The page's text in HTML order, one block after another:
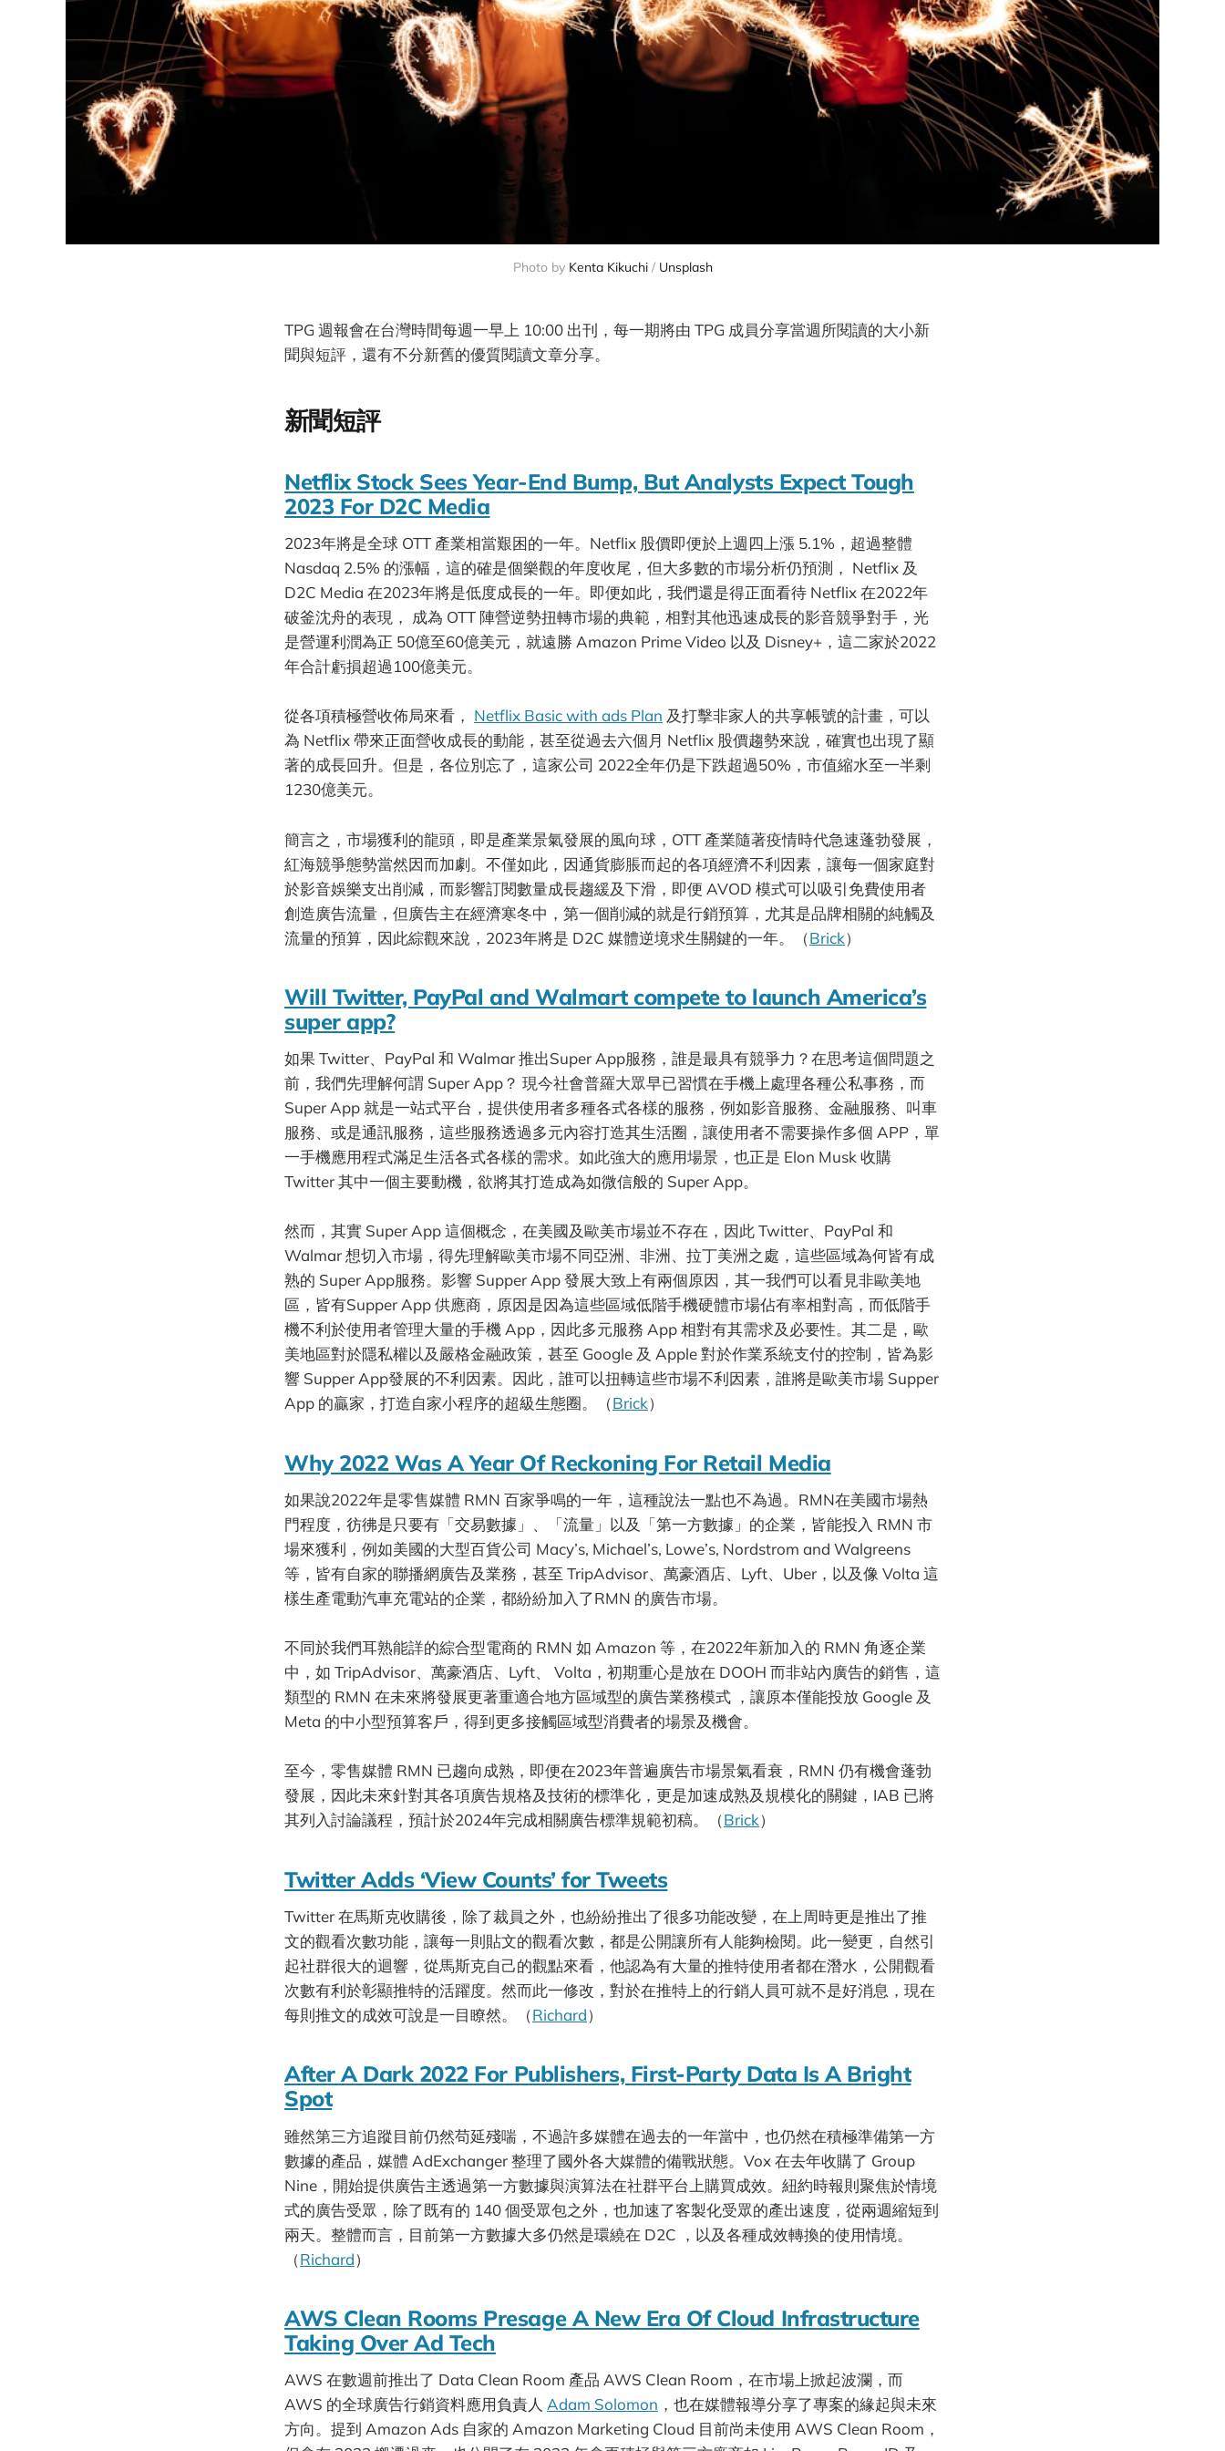
Photo by Kenta Kikuchi / Unsplash
TPG 週報會在台灣時間每週一早上 10:00 出刊，每一期將由 TPG 成員分享當週所閱讀的大小新
聞與短評，還有不分新舊的優質閱讀文章分享。
新聞短評
Netflix Stock Sees Year-End Bump, But Analysts Expect Tough
2023 For D2C Media
2023年將是全球 OTT 產業相當艱困的一年。Netflix 股價即便於上週四上漲 5.1%，超過整體
Nasdaq 2.5% 的漲幅，這的確是個樂觀的年度收尾，但大多數的市場分析仍預測， Netflix 及
D2C Media 在2023年將是低度成長的一年。即便如此，我們還是得正面看待 Netflix 在2022年
破釜沈舟的表現， 成為 OTT 陣營逆勢扭轉市場的典範，相對其他迅速成長的影音競爭對手，光
是營運利潤為正 50億至60億美元，就遠勝 Amazon Prime Video 以及 Disney+，這二家於2022
年合計虧損超過100億美元。
從各項積極營收佈局來看， Netflix Basic with ads Plan 及打擊非家人的共享帳號的計畫，可以
為 Netflix 帶來正面營收成長的動能，甚至從過去六個月 Netflix 股價趨勢來說，確實也出現了顯
著的成長回升。但是，各位別忘了，這家公司 2022全年仍是下跌超過50%，市值縮水至一半剩
1230億美元。
簡言之，市場獲利的龍頭，即是產業景氣發展的風向球，OTT 產業隨著疫情時代急速蓬勃發展，
紅海競爭態勢當然因而加劇。不僅如此，因通貨膨脹而起的各項經濟不利因素，讓每一個家庭對
於影音娛樂支出削減，而影響訂閱數量成長趨緩及下滑，即便 AVOD 模式可以吸引免費使用者
創造廣告流量，但廣告主在經濟寒冬中，第一個削減的就是行銷預算，尤其是品牌相關的純觸及
流量的預算，因此綜觀來說，2023年將是 D2C 媒體逆境求生關鍵的一年。（Brick）
Will Twitter, PayPal and Walmart compete to launch America’s
super app?
如果 Twitter、PayPal 和 Walmar 推出Super App服務，誰是最具有競爭力？在思考這個問題之
前，我們先理解何謂 Super App？ 現今社會普羅大眾早已習慣在手機上處理各種公私事務，而
Super App 就是一站式平台，提供使用者多種各式各樣的服務，例如影音服務、金融服務、叫車
服務、或是通訊服務，這些服務透過多元內容打造其生活圈，讓使用者不需要操作多個 APP，單
一手機應用程式滿足生活各式各樣的需求。如此強大的應用場景，也正是 Elon Musk 收購
Twitter 其中一個主要動機，欲將其打造成為如微信般的 Super App。
然而，其實 Super App 這個概念，在美國及歐美市場並不存在，因此 Twitter、PayPal 和
Walmar 想切入市場，得先理解歐美市場不同亞洲、非洲、拉丁美洲之處，這些區域為何皆有成
熟的 Super App服務。影響 Supper App 發展大致上有兩個原因，其一我們可以看見非歐美地
區，皆有Supper App 供應商，原因是因為這些區域低階手機硬體市場佔有率相對高，而低階手
機不利於使用者管理大量的手機 App，因此多元服務 App 相對有其需求及必要性。其二是，歐
美地區對於隱私權以及嚴格金融政策，甚至 Google 及 Apple 對於作業系統支付的控制，皆為影
響 Supper App發展的不利因素。因此，誰可以扭轉這些市場不利因素，誰將是歐美市場 Supper
App 的贏家，打造自家小程序的超級生態圈。（Brick）
Why 2022 Was A Year Of Reckoning For Retail Media
如果說2022年是零售媒體 RMN 百家爭鳴的一年，這種說法一點也不為過。RMN在美國市場熱
門程度，彷彿是只要有「交易數據」、「流量」以及「第一方數據」的企業，皆能投入 RMN 市
場來獲利，例如美國的大型百貨公司 Macy’s, Michael’s, Lowe’s, Nordstrom and Walgreens
等，皆有自家的聯播網廣告及業務，甚至 TripAdvisor、萬豪酒店、Lyft、Uber，以及像 Volta 這
樣生產電動汽車充電站的企業，都紛紛加入了RMN 的廣告市場。
不同於我們耳熟能詳的綜合型電商的 RMN 如 Amazon 等，在2022年新加入的 RMN 角逐企業
中，如 TripAdvisor、萬豪酒店、Lyft、 Volta，初期重心是放在 DOOH 而非站內廣告的銷售，這
類型的 RMN 在未來將發展更著重適合地方區域型的廣告業務模式 ，讓原本僅能投放 Google 及
Meta 的中小型預算客戶，得到更多接觸區域型消費者的場景及機會。
至今，零售媒體 RMN 已趨向成熟，即便在2023年普遍廣告市場景氣看衰，RMN 仍有機會蓬勃
發展，因此未來針對其各項廣告規格及技術的標準化，更是加速成熟及規模化的關鍵，IAB 已將
其列入討論議程，預計於2024年完成相關廣告標準規範初稿。（Brick）
Twitter Adds ‘View Counts’ for Tweets
Twitter 在馬斯克收購後，除了裁員之外，也紛紛推出了很多功能改變，在上周時更是推出了推
文的觀看次數功能，讓每一則貼文的觀看次數，都是公開讓所有人能夠檢閱。此一變更，自然引
起社群很大的迴響，從馬斯克自己的觀點來看，他認為有大量的推特使用者都在潛水，公開觀看
次數有利於彰顯推特的活躍度。然而此一修改，對於在推特上的行銷人員可就不是好消息，現在
每則推文的成效可說是一目瞭然。（Richard）
After A Dark 2022 For Publishers, First-Party Data Is A Bright
Spot
雖然第三方追蹤目前仍然苟延殘喘，不過許多媒體在過去的一年當中，也仍然在積極準備第一方
數據的產品，媒體 AdExchanger 整理了國外各大媒體的備戰狀態。Vox 在去年收購了 Group
Nine，開始提供廣告主透過第一方數據與演算法在社群平台上購買成效。紐約時報則聚焦於情境
式的廣告受眾，除了既有的 140 個受眾包之外，也加速了客製化受眾的產出速度，從兩週縮短到
兩天。整體而言，目前第一方數據大多仍然是環繞在 D2C ，以及各種成效轉換的使用情境。
（Richard）
AWS Clean Rooms Presage A New Era Of Cloud Infrastructure
Taking Over Ad Tech
AWS 在數週前推出了 Data Clean Room 產品 AWS Clean Room，在市場上掀起波瀾，而
AWS 的全球廣告行銷資料應用負責人 Adam Solomon ，也在媒體報導分享了專案的緣起與未來
方向。提到 Amazon Ads 自家的 Amazon Marketing Cloud 目前尚未使用 AWS Clean Room，